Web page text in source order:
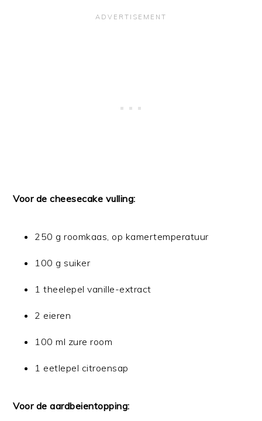
Voor de cheesecake vulling:
250 g roomkaas, op kamertemperatuur
100 g suiker
1 theelepel vanille-extract
2 eieren
100 ml zure room
1 eetlepel citroensap
Voor de aardbeientopping: